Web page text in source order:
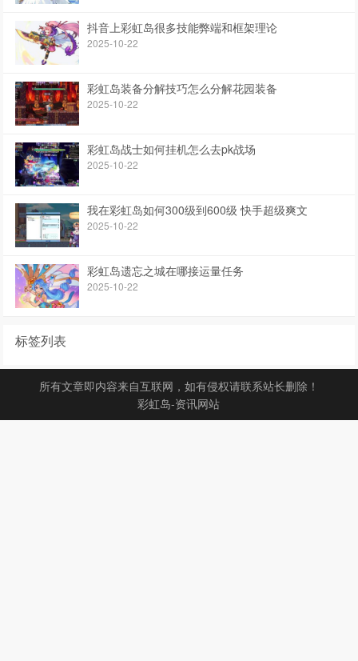
抖音上彩虹岛很多技能弊端和框架理论
2025-10-22
彩虹岛装备分解技巧怎么分解花园装备
2025-10-22
彩虹岛战士如何挂机怎么去pk战场
2025-10-22
我在彩虹岛如何300级到600级 快手超级爽文
2025-10-22
彩虹岛遗忘之城在哪接运量任务
2025-10-22
标签列表
所有文章即内容来自互联网，如有侵权请联系站长删除！
彩虹岛-资讯网站